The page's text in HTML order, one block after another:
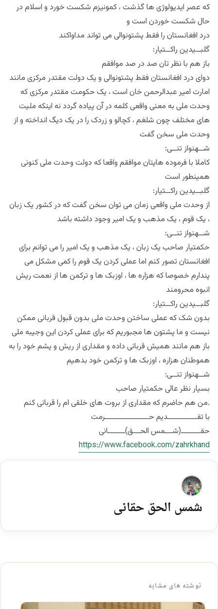
که عصر ایدیولوژی ها گذشت ، کمونیزم شکست خورد و اسلام در
حال شکست خوردن است و
درد افغانستان را فقط پشتونوالی می تواند مداواکند
:گلبــیدین راکــتیار
باز هم با نظر تان صد در صد موافقم
دوای درد افغانستان فقط پشتونوالی و یک دولت مقتدر مرکزی مانند
امارت امیر عبدالرحمن خان است ، یک حکومت مقتدر مرکزی که
وحدت ملی به معنی واقعی کلمه در آن پیاده گردد نه اینکه ملیت
های مختلف چون شلغم ، کچالو و زردک را در یک دیگ انداخته و از
وحدت ملی سخن گفت
:شــهنواز تنــی
کاملا با فرموده هایتان موافقم واقعا که دولت وحدت ملی کنونی
همینطور است
:گلبــیدین راکــتیار
از وحدت ملی واقعی زمان می توان سخن گفت که در کشور یک زبان
، یک قوم ، یک مذهب و یک امیر وجود داشته باشد
:شــهنواز تنــی
حکمتیار صاحب یک زبان ، یک مذهب و یک امیر را می توانم برای
افغانستان تصور کنم اما عملی کردن یک قوم را کمی مشکل می
پندارم خصوصا که هزاره ها ، اوزبک ها و ترکمن ها از نعمت ریش
انبوه محرومند
:گلبــیدین راکــتیار
بدون شک که عملی ساختن وحدت ملی بدون قبول قربانی ممکن
نیست و ما پشتون ها مجبوریم که برای عملی کردن این وجیبه ملی
باز هم مانند همیش قربانی داده و مقداری از ریش و پشم خود را به
هموطنان هزاره ، اوزبک ها و ترکمن خود بدهیم
:شــهنواز تنــی
بسیار نظر عالی حکمتیار صاحب
من هم حاضرم که مقداری از بروت های خلقی ام را قربانی کنم.
با تقــــــــــــديم حــــــــــــــــــرمت
حقــــــــ(شـــمس الحـــق)ـــــــانی
https://www.facebook.com/zahrkhand
شمس الحق حقانی
نوشته های مشابه